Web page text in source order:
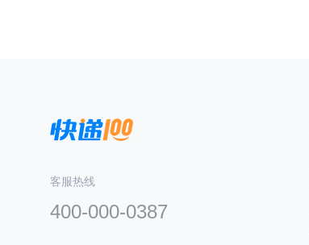
客服热线
400-000-0387